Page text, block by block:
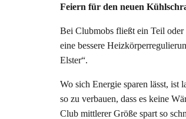
Feiern für den neuen
Bei Clubmobs fließt ein Teil oder
eine bessere
Elster“.
Wo sich Energie sparen lässt,
so zu verbauen, dass es keine
Club mittlerer Größe spart so